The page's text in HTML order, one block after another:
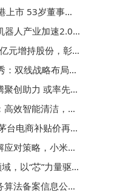
罗衍记年薪达214万元
划” 携手伙伴共筑百亿生态
显对公司发展信心与担当
研AI系统引领高端科技新体验
启千线级激光雷达上车潮
现代家庭便捷生活新方式
商补贴价再探新低
米手机会跟风涨价吗？
量驱动机器人产业新发展
布 未备案者请尽快申请